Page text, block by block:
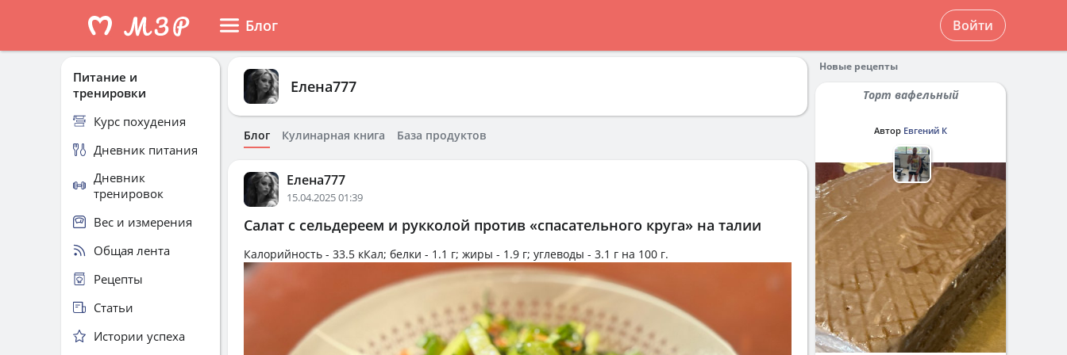
Блог Войти
Елена777
Блог Кулинарная книга База продуктов
Елена777
15.04.2025 01:39
Салат с сельдереем и рукколой против «спасательного круга» на талии
Калорийность - 33.5 кКал; белки - 1.1 г; жиры - 1.9 г; углеводы - 3.1 г на 100 г.
Питание и
тренировки
Курс похудения
Дневник питания
Дневник
тренировок
Вес и измерения
Общая лента
Рецепты
Статьи
Истории успеха
Новые рецепты
Торт вафельный
Автор Евгений К